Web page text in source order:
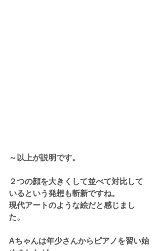
～以上が説明です。
２つの顔を大きくして並べて対比して
いるという発想も斬新ですね。
現代アートのような絵だと感じまし
た。
Aちゃんは年少さんからピアノを習い始